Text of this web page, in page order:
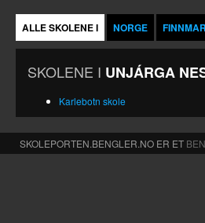
ALLE SKOLENE I NORGE
SKOLENE I UNJÁRGA
Karlebotn skole
SKOLEPORTEN.BENGLER.NO ER ET